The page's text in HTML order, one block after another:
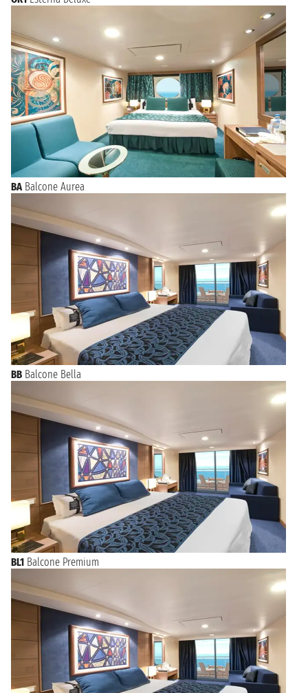
BA Balcone Aurea
BB Balcone Bella
BL1 Balcone Premium